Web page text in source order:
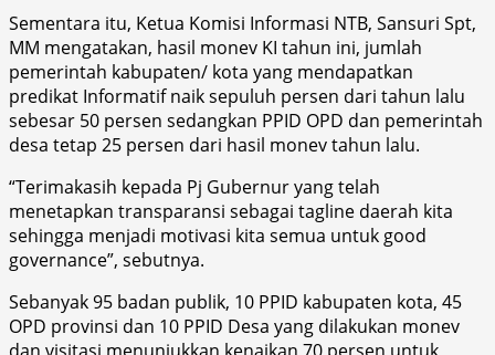
Sementara itu, Ketua Komisi Informasi NTB, Sansuri Spt,
MM mengatakan, hasil monev KI tahun ini, jumlah
pemerintah kabupaten/ kota yang mendapatkan
predikat Informatif naik sepuluh persen dari tahun lalu
sebesar 50 persen sedangkan PPID OPD dan pemerintah
desa tetap 25 persen dari hasil monev tahun lalu.
“Terimakasih kepada Pj Gubernur yang telah
menetapkan transparansi sebagai tagline daerah kita
sehingga menjadi motivasi kita semua untuk good
governance”, sebutnya.
Sebanyak 95 badan publik, 10 PPID kabupaten kota, 45
OPD provinsi dan 10 PPID Desa yang dilakukan monev